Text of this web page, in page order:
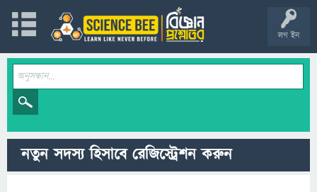
লগ ইন
নতুন সদস্য হিসাবে রেজিস্ট্রেশন করুন